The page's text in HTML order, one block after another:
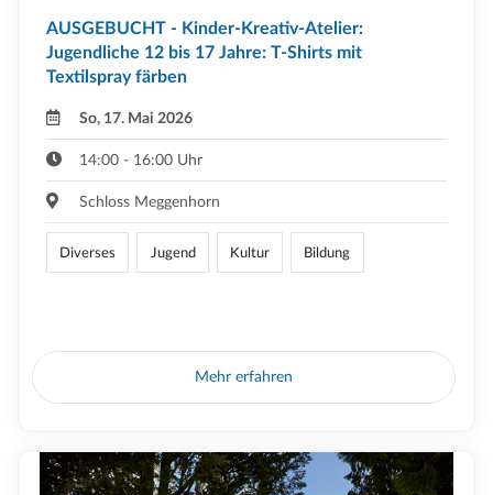
AUSGEBUCHT - Kinder-Kreativ-Atelier:
Jugendliche 12 bis 17 Jahre: T-Shirts mit
Textilspray färben
So, 17. Mai 2026
14:00 - 16:00 Uhr
Schloss Meggenhorn
Diverses Jugend Kultur Bildung
Mehr erfahren